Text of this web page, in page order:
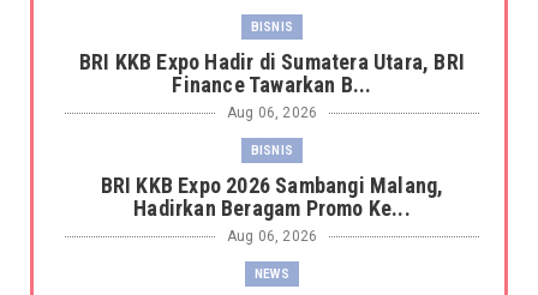
BISNIS
BRI KKB Expo Hadir di Sumatera Utara, BRI
Finance Tawarkan B...
Aug 06, 2026
BISNIS
BRI KKB Expo 2026 Sambangi Malang,
Hadirkan Beragam Promo Ke...
Aug 06, 2026
NEWS